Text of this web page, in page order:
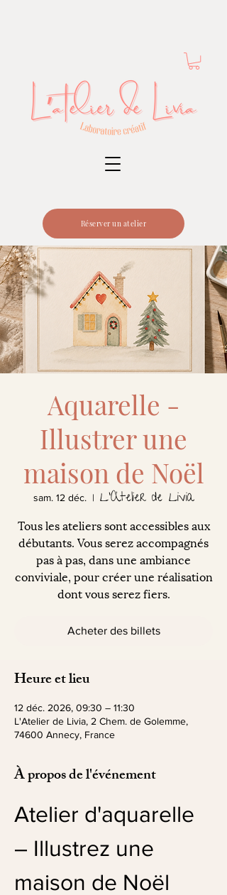
Réserver un atelier
Aquarelle -
Illustrer une
maison de Noël
sam. 12 déc.
  |
L'Atelier de Livia
Tous les ateliers sont accessibles aux
débutants. Vous serez accompagnés
pas à pas, dans une ambiance
conviviale, pour créer une réalisation
dont vous serez fiers.
Acheter des billets
Heure et lieu
12 déc. 2026, 09:30 – 11:30
L'Atelier de Livia, 2 Chem. de Golemme,
74600 Annecy, France
À propos de l'événement
Atelier d'aquarelle
– Illustrez une
maison de Noël